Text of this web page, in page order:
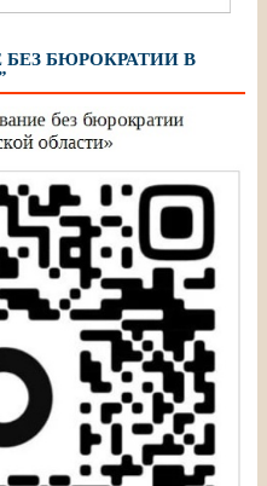
БЕЗ БЮРОКРАТИИ В